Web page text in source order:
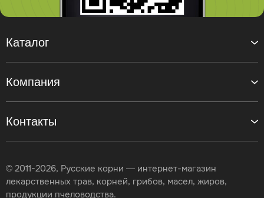
Контакты
Каталог
Компания
© 2011-2026, Русские корни — интернет-магазин
лекарственных трав, корней, грибов, масел, жиров,
продукции пчеловодства.